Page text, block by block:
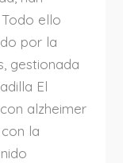
ello
por la
gestionada
El
alzheimer
la